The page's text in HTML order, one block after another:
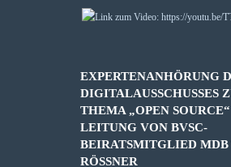
EXPERTENANHÖRUNG
DIGITALAUSSCHUSSES
THEMA „OPEN
LEITUNG VON BVSC-
BEIRATSMITGLIED MDB
RÖSSNER